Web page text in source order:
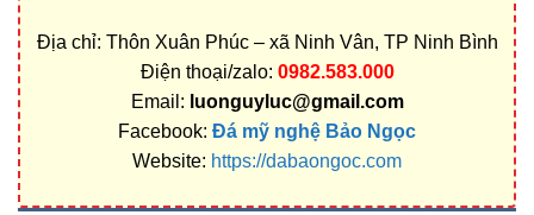
Địa chỉ: Thôn Xuân Phúc – xã Ninh Vân, TP Ninh Bình
Điện thoại/zalo: 0982.583.000
Email: luonguyluc@gmail.com
Facebook: Đá mỹ nghệ Bảo Ngọc
Website: https://dabaongoc.com